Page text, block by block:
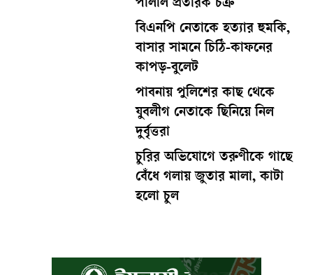
পালাল প্রতারক চক্র
বিএনপি নেতাকে হত্যার হুমকি,
বাসার সামনে চিঠি-কাফনের
কাপড়-বুলেট
পাবনায় পুলিশের কাছ থেকে
যুবলীগ নেতাকে ছিনিয়ে নিল
দুর্বৃত্তরা
চুরির অভিযোগে তরুণীকে গাছে
বেঁধে গলায় জুতার মালা, কাটা
হলো চুল